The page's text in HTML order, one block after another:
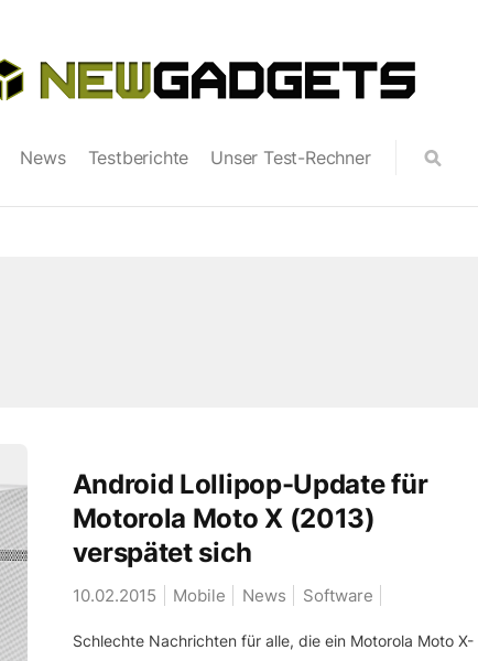
News Testberichte Unser Test-Rechner
Android Lollipop-Update für
Motorola Moto X (2013)
verspätet sich
10.02.2015 Mobile News Software
Schlechte Nachrichten für alle, die ein Motorola Moto X-